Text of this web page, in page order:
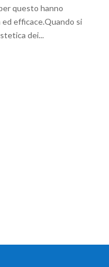
questo hanno
efficace.Quando si
dei...